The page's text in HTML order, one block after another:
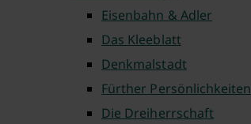
Eisenbahn & Adler
Das Kleeblatt
Denkmalstadt
Fürther Persönlichkeiten
Die Dreiherrschaft